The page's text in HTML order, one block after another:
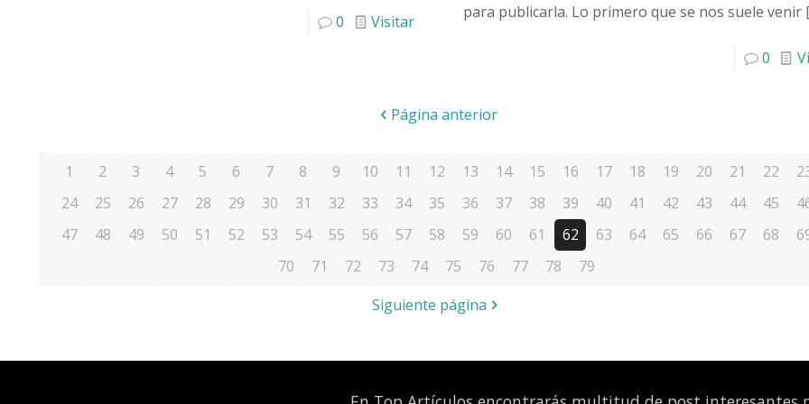
0 Visitar
para publicarla. Lo primero que se nos suele venir
0
Página anterior
1 2 3 4 5 6 7 8 9 10 11 12 13 14 15 16 17 18 19 20 21 22
24
25 26 27 28 29 30 31 32 33 34 35 36 37 38 39 40 41 42 43 44 45
47
48 49 50 51 52 53 54 55 56 57 58 59 60 61 62 63 64 65 66 67 68
70
71 72 73 74 75 76 77 78
79
Siguiente página